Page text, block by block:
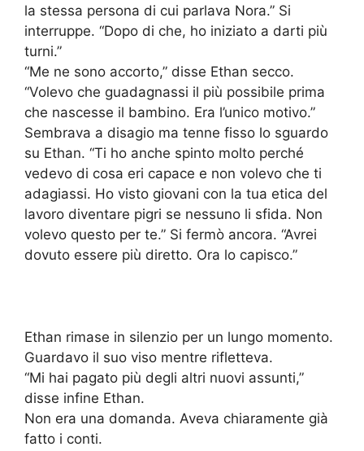
la stessa persona di cui parlava Nora.” Si
interruppe. “Dopo di che, ho iniziato a darti più
turni.”
“Me ne sono accorto,” disse Ethan secco.
“Volevo che guadagnassi il più possibile prima
che nascesse il bambino. Era l’unico motivo.”
Sembrava a disagio ma tenne fisso lo sguardo
su Ethan. “Ti ho anche spinto molto perché
vedevo di cosa eri capace e non volevo che ti
adagiassi. Ho visto giovani con la tua etica del
lavoro diventare pigri se nessuno li sfida. Non
volevo questo per te.” Si fermò ancora. “Avrei
dovuto essere più diretto. Ora lo capisco.”
Ethan rimase in silenzio per un lungo momento.
Guardavo il suo viso mentre rifletteva.
“Mi hai pagato più degli altri nuovi assunti,”
disse infine Ethan.
Non era una domanda. Aveva chiaramente già
fatto i conti.